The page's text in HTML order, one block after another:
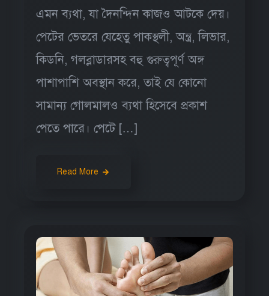
এমন ব্যথা, যা দৈনন্দিন কাজও আটকে দেয়।
পেটের ভেতরে যেহেতু পাকস্থলী, অন্ত্র, লিভার,
কিডনি, গলব্লাডারসহ বহু গুরুত্বপূর্ণ অঙ্গ
পাশাপাশি অবস্থান করে, তাই যে কোনো
সামান্য গোলমালও ব্যথা হিসেবে প্রকাশ
পেতে পারে। পেটে […]
Read More